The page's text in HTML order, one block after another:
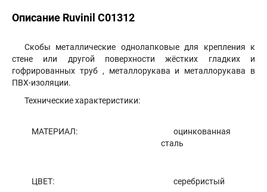
Описание Ruvinil С01312
Скобы металлические однолапковые для крепления к
стене или другой поверхности жёстких гладких и
гофрированных труб , металлорукава и металлорукава в
ПВХ-изоляции.
Технические характеристики:
МАТЕРИАЛ:
оцинкованная
сталь
ЦВЕТ: серебристый